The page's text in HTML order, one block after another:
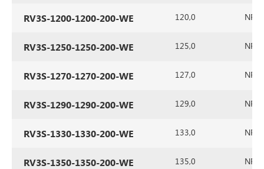
RV3S-1200-1200-200-WE 120,0 NR/
RV3S-1250-1250-200-WE 125,0 NR/
RV3S-1270-1270-200-WE 127,0 NR/
RV3S-1290-1290-200-WE 129,0 NR/
RV3S-1330-1330-200-WE 133,0 NR/
RV3S-1350-1350-200-WE 135,0 NR/